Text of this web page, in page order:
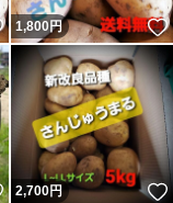
いいね！
1,800 円
いいね！
2,700円